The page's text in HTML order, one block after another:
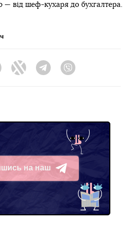
— від шеф-кухаря до бухгалтера.
Twitter TelegramViber
на наш